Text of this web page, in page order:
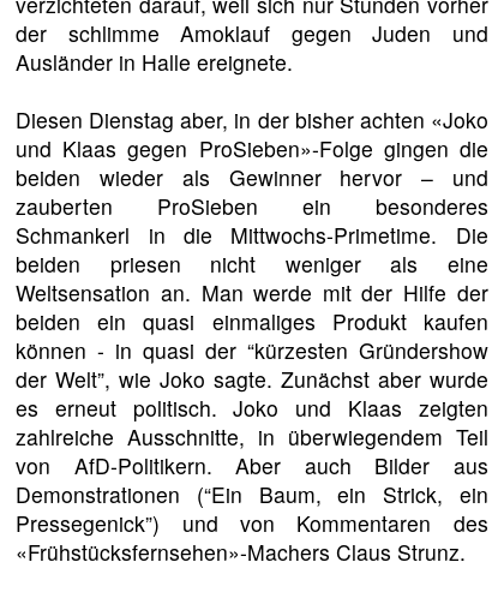
der schlimme Amoklauf gegen Juden und
Ausländer in Halle ereignete.
Diesen Dienstag aber, in der bisher achten «Joko
und Klaas gegen ProSieben»-Folge gingen die
beiden wieder als Gewinner hervor – und
zauberten ProSieben ein besonderes
Schmankerl in die Mittwochs-Primetime. Die
beiden priesen nicht weniger als eine
Weltsensation an. Man werde mit der Hilfe der
beiden ein quasi einmaliges Produkt kaufen
können - in quasi der “kürzesten Gründershow
der Welt”, wie Joko sagte. Zunächst aber wurde
es erneut politisch. Joko und Klaas zeigten
zahlreiche Ausschnitte, in überwiegendem Teil
von AfD-Politikern. Aber auch Bilder aus
Demonstrationen (“Ein Baum, ein Strick, ein
Pressegenick”) und von Kommentaren des
«Frühstücksfernsehen»-Machers Claus Strunz.